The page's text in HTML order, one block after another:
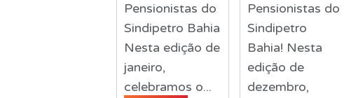
Pensionistas do
Sindipetro Bahia
Nesta edição de
janeiro,
celebramos o...
Pensionistas do
Sindipetro
Bahia! Nesta
edição de
dezembro,